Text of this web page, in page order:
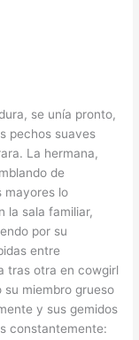
se unía pronto,
pechos suaves
La hermana,
de
mayores lo
la sala familiar,
por su
entre
tras otra en cowgirl
su miembro grueso
y sus gemidos
constantemente: